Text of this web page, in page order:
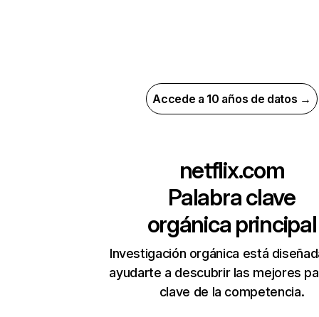
Accede a 10 años de datos →
netflix.com
Palabra clave
orgánica principal
Investigación orgánica está
ayudarte a descubrir las mejores
clave de la competencia.